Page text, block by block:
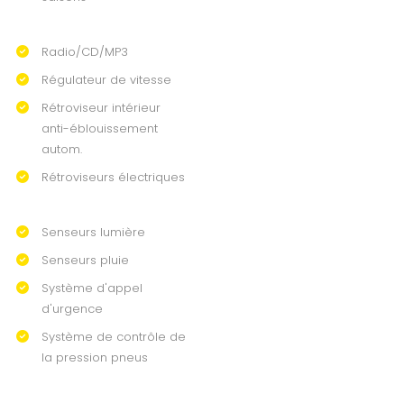
Radio/CD/MP3
Régulateur de vitesse
Rétroviseur intérieur
anti-éblouissement
autom.
Rétroviseurs électriques
Senseurs lumière
Senseurs pluie
Système d'appel
d'urgence
Système de contrôle de
la pression pneus